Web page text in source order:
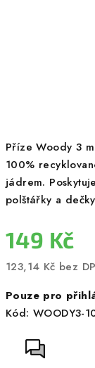
Příze Woody 3
100%
jádrem.
polštářky a
149 Kč
123,14 Kč bez
cena:
Pouze pro
Kód: WOODY3-